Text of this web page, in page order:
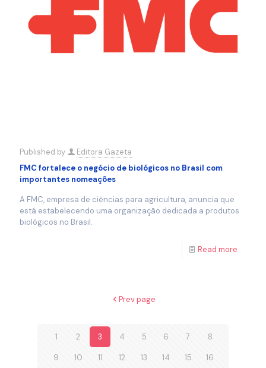
Published by
Editora Gazeta
FMC fortalece o negócio de biológicos no Brasil com
importantes nomeações
A FMC, empresa de ciências para agricultura, anuncia que
está estabelecendo uma organização dedicada a produtos
biológicos no Brasil.
Read more
Prev page
1 2 3 4 5 6 7 8
9 10 11 12 13 14 15 16